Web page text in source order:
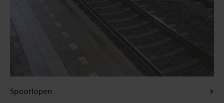
Spoorlopen